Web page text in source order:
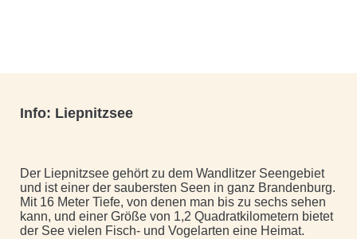
Info: Liepnitzsee
Der Liepnitzsee gehört zu dem Wandlitzer Seengebiet
und ist einer der saubersten Seen in ganz Brandenburg.
Mit 16 Meter Tiefe, von denen man bis zu sechs sehen
kann, und einer Größe von 1,2 Quadratkilometern bietet
der See vielen Fisch- und Vogelarten eine Heimat.